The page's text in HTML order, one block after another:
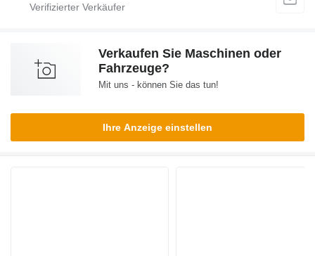
Verkaufen Sie Maschinen oder
Fahrzeuge?
Mit uns - können Sie das tun!
Ihre Anzeige einstellen